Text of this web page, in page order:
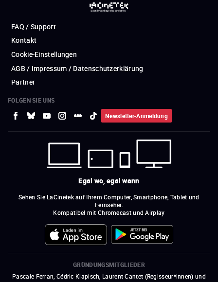
FAQ / Support
Kontakt
Cookie-Einstellungen
AGB / Impressum / Datenschutzerklärung
Partner
FOLGEN SIE UNS
Newsletter-Anmeldung
Egal wo, egal wann
Sehen Sie LaCinetek auf Ihrem Computer, Smartphone, Tablet und
Fernseher.
Kompatibel mit Chromecast und Airplay
GRÜNDUNGSMITGLIEDER
Pascale Ferran, Cédric Klapisch, Laurent Cantet (Regisseur*innen) und